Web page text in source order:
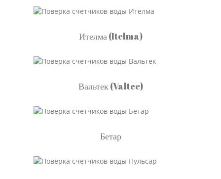
Ителма (Itelma)
Вальтек (Valtec)
Бетар